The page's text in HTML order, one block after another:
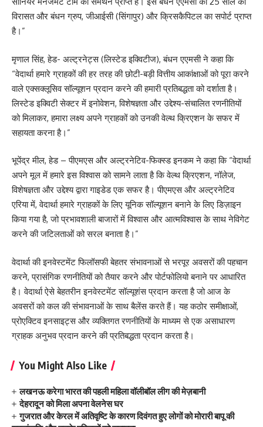
विरासत और बंधन ग्रुप, जीआईसी (सिंगापुर) और क्रिसकैपिटल का सपोर्ट प्राप्त
है।”
मृणाल सिंह, हेड- अल्ट्रनेट्स (लिस्टेड इक्विटीज), बंधन एएमसी ने कहा कि
“वेदार्था हमारे ग्राहकों की हर तरह की छोटी-बड़ी वित्तीय आकांक्षाओं को पूरा करने
वाले एक्सक्लूसिव सॉल्यूशन प्रदान करने की हमारी प्रतिबद्धता को दर्शाता है।
लिस्टेड इक्विटी सेक्टर में इनोवेशन, विशेषज्ञता और उद्देश्य-संचालित रणनीतियों
को मिलाकर, हमारा लक्ष्य अपने ग्राहकों को उनकी वेल्थ क्रिएशन के सफर में
सहायता करना है।”
भूपेंद्र मील, हेड – पीएमएस और अल्ट्रनेटिव-फिक्स्ड इनकम ने कहा कि “वेदार्था
अपने मूल में हमारे इस विश्वास को सामने लाता है कि वेल्थ क्रिएशन, नॉलेज,
विशेषज्ञता और उद्देश्य द्वारा गाइडेड एक सफर है। पीएमएस और अल्ट्रनेटिव
एरिया में, वेदार्था हमारे ग्राहकों के लिए यूनिक सॉल्यूशन बनाने के लिए डिज़ाइन
किया गया है, जो प्रभावशाली बाजारों में विश्वास और आत्मविश्वास के साथ नेविगेट
करने की जटिलताओं को सरल बनाता है।”
वेदार्था की इनवेस्टमेंट फिलॉसफी बेहतर संभावनाओं से भरपूर अवसरों की पहचान
करने, प्रासंगिक रणनीतियों को तैयार करने और पोर्टफोलियो बनाने पर आधारित
है। वेदार्था ऐसे बेहतरीन इनवेस्टमेंट सॉल्यूशंस प्रदान करता है जो आज के
अवसरों को कल की संभावनाओं के साथ बैलेंस करते हैं। यह कठोर समीक्षाओं,
प्रोएक्टिव इनसाइट्स और व्यक्तिगत रणनीतियों के माध्यम से एक असाधारण
ग्राहक अनुभव प्रदान करने की प्रतिबद्धता प्रदान करता है।
You Might Also Like
लखनऊ करेगा भारत की पहली महिला वॉलीबॉल लीग की मेज़बानी
देहरादून को मिला अपना वेलनेस घर
गुजरात और केरल में अतिवृष्टि के कारण दिवंगत हुए लोगों को मोरारी बापू की